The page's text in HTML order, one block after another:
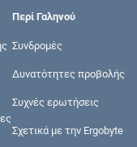
Περί Γαληνού
Συνδρομές
Δυνατότητες προβολής
Συχνές ερωτήσεις
Σχετικά με την Ergobyte